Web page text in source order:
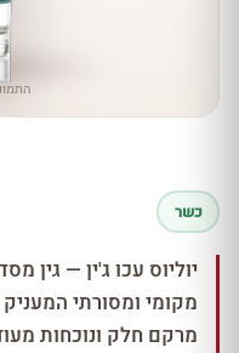
כשר
יוליוס עכו ג'ין — גין
מקומי ומסורתי
מרקם חלק ונוכחות